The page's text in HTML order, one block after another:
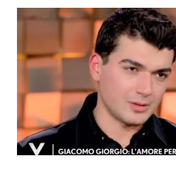
News Cinema
News Musica
News Spettacolo
Benessere